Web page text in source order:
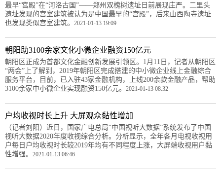
最早“宫殿”在“河洛古国”——郑州双槐树遗址日前展现庄严。二里头
遗址发现的宫室建筑被认为是中国最早的“宫殿”，后来山西陶寺遗址
也发现类似宫室建筑。 2021-01-13 19:09
朝阳助3100余家文化小微企业融资150亿元
朝阳区正成为首都文化金融创新发展引领区。1月11日，记者从朝阳区
“两会”上了解到，2019年朝阳区完成搭建的中小微企业线上金融综合
服务平台，目前，已入驻43家金融机构，上线200余款金融产品，帮助
3100余家中小微企业实现融资150亿元。 2021-01-13 08:32
户均收视时长上升 大屏观众黏性增加
（记者刘阳）近日，国家广电总局“中国视听大数据”系统发布了中国
视听大数据2020年度收视综合分析。分析显示，全年各月电视收视用
户每日户均收视时长较2019年均有不同程度上涨，大屏端收视用户黏
性增强。 2021-01-13 06:46